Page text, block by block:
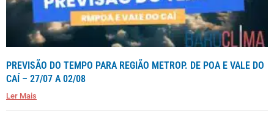
PREVISÃO DO TEMPO PARA REGIÃO METROP. DE POA E VALE DO
CAÍ – 27/07 A 02/08
Ler Mais